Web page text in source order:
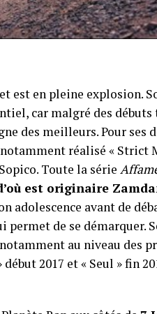
est en pleine explosion.
car malgré des
des meilleurs. Pour ses
réalisé « Strict
Toute la série
est originaire
adolescence avant de
de se démarquer.
au niveau des
2017 et « Seul » fin